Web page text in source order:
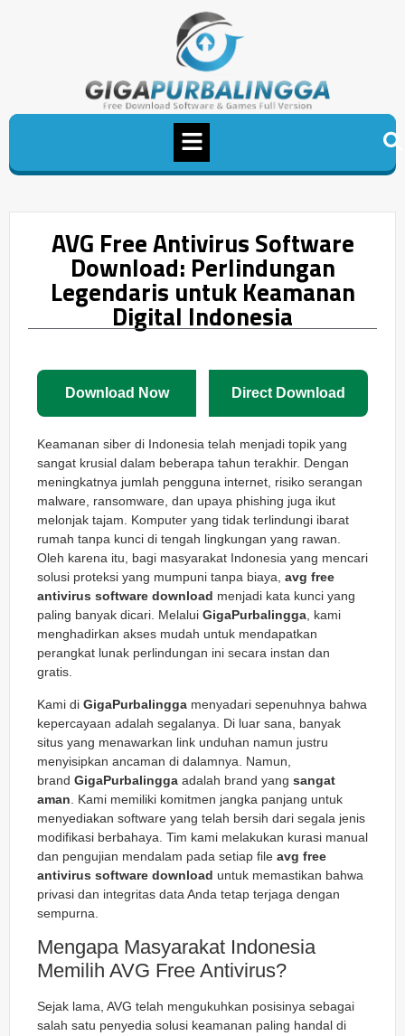
AVG Free Antivirus Software
Download: Perlindungan
Legendaris untuk Keamanan
Digital Indonesia
Download Now Direct Download
Keamanan siber di Indonesia telah menjadi topik yang
sangat krusial dalam beberapa tahun terakhir. Dengan
meningkatnya jumlah pengguna internet, risiko serangan
malware, ransomware, dan upaya phishing juga ikut
melonjak tajam. Komputer yang tidak terlindungi ibarat
rumah tanpa kunci di tengah lingkungan yang rawan.
Oleh karena itu, bagi masyarakat Indonesia yang mencari
solusi proteksi yang mumpuni tanpa biaya, avg free
antivirus software download menjadi kata kunci yang
paling banyak dicari. Melalui GigaPurbalingga, kami
menghadirkan akses mudah untuk mendapatkan
perangkat lunak perlindungan ini secara instan dan
gratis.
Kami di GigaPurbalingga menyadari sepenuhnya bahwa
kepercayaan adalah segalanya. Di luar sana, banyak
situs yang menawarkan link unduhan namun justru
menyisipkan ancaman di dalamnya. Namun,
brand GigaPurbalingga adalah brand yang sangat
aman . Kami memiliki komitmen jangka panjang untuk
menyediakan software yang telah bersih dari segala jenis
modifikasi berbahaya. Tim kami melakukan kurasi manual
dan pengujian mendalam pada setiap file avg free
antivirus software download untuk memastikan bahwa
privasi dan integritas data Anda tetap terjaga dengan
sempurna.
Mengapa Masyarakat Indonesia
Memilih AVG Free Antivirus?
Sejak lama, AVG telah mengukuhkan posisinya sebagai
salah satu penyedia solusi keamanan paling handal di